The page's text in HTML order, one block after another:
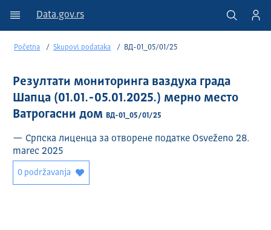
Data.gov.rs
Početna Skupovi podataka ВД-01_05/01/25
Резултати мониторинга ваздуха града
Шапца (01.01.-05.01.2025.) мерно место
Ватрогасни дом
ВД-01_05/01/25
— Српска лиценца за отворене податке Osveženo 28.
marec 2025
0 podržavanja